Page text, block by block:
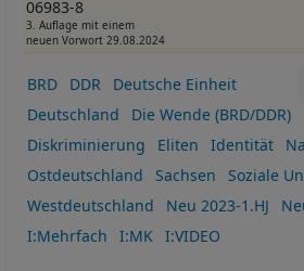
06983-8
3. Auflage mit einem
neuen Vorwort 29.08.2024
BRD DDR
Deutsche Einheit
Deutschland
Die Wende (BRD/DDR)
Diskriminierung
Eliten Identität
Ostdeutschland
Sachsen
Soziale
Westdeutschland
Neu 2023-1.HJ
I:Mehrfach
I:MK I:VIDEO